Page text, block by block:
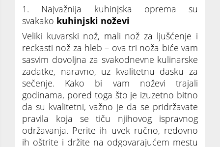
1. Najvažnija kuhinjska oprema su
svakako kuhinjski noževi
Veliki kuvarski nož, mali nož za ljušćenje i
reckasti nož za hleb – ova tri noža biće vam
sasvim dovoljna za svakodnevne kulinarske
zadatke, naravno, uz kvalitetnu dasku za
sečenje. Kako bi vam noževi trajali
godinama, pored toga što je izuzetno bitno
da su kvalitetni, važno je da se pridržavate
pravila koja se tiču njihovog ispravnog
održavanja. Perite ih uvek ručno, redovno
ih oštrite i držite na odgovarajućem mestu